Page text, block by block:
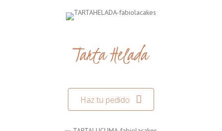
Tarta Helada
Haz tu pedido